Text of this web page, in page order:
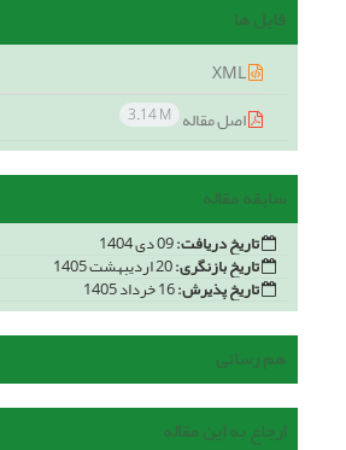
فایل ها
اصل مقاله 3.14 M
سابقه مقاله
تاریخ دریافت:
تاریخ بازنگری:
تاریخ پذیرش:
هم رسانی
ارجاع به این مقاله